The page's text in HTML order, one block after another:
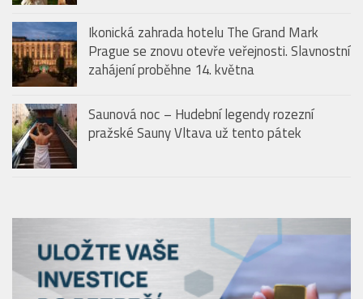
Ikonická zahrada hotelu The Grand Mark
Prague se znovu otevře veřejnosti. Slavnostní
zahájení proběhne 14. května
Saunová noc – Hudební legendy rozezní
pražské Sauny Vltava už tento pátek